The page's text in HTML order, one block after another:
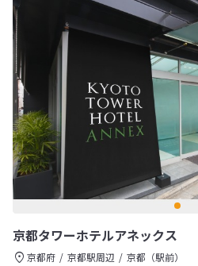
京都タワーホテルアネックス
京都府 京都駅周辺
京都（駅前）